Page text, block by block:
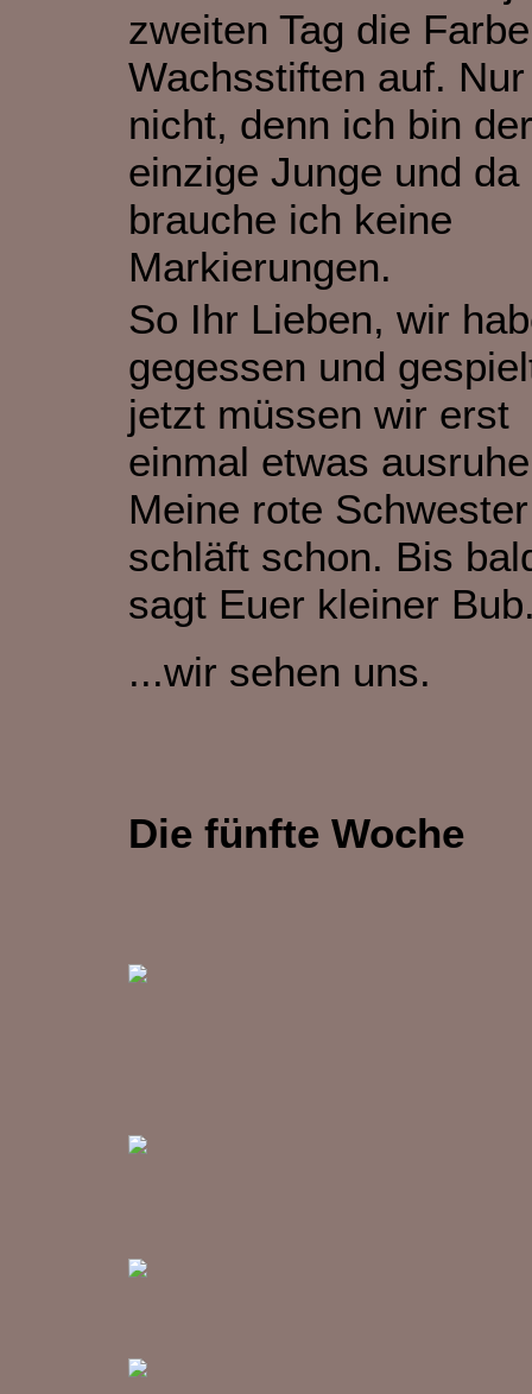
zweiten Tag die
Wachsstiften auf.
nicht, denn ich bin der
einzige Junge und da
brauche ich keine
Markierungen.
So Ihr Lieben, wir
gegessen und
jetzt müssen wir erst
einmal etwas
Meine rote Schwester
schläft schon. Bis
sagt Euer kleiner
...wir sehen uns.
Die fünfte Woche